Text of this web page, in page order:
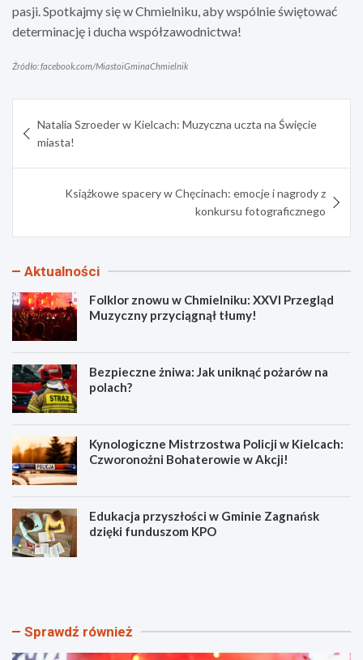
pasji. Spotkajmy się w Chmielniku, aby wspólnie świętować
determinację i ducha współzawodnictwa!
Źródło: facebook.com/MiastoiGminaChmielnik
wpisu
Natalia Szroeder w Kielcach: Muzyczna uczta na Święcie
miasta!
Książkowe spacery w Chęcinach: emocje i nagrody z
konkursu fotograficznego
Aktualności
Folklor znowu w Chmielniku: XXVI Przegląd
Muzyczny przyciągnął tłumy!
Bezpieczne żniwa: Jak uniknąć pożarów na
polach?
Kynologiczne Mistrzostwa Policji w Kielcach:
Czworonożni Bohaterowie w Akcji!
Edukacja przyszłości w Gminie Zagnańsk
dzięki funduszom KPO
F
o
B
e Sprawdź również